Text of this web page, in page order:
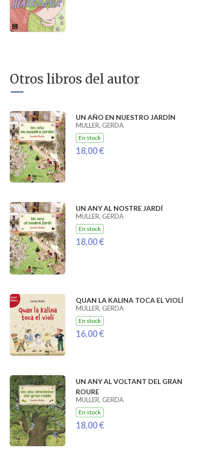
Otros libros del autor
UN AÑO EN NUESTRO JARDÍN
MULLER, GERDA
En stock
18,00 €
UN ANY AL NOSTRE JARDÍ
MULLER, GERDA
En stock
18,00 €
QUAN LA KALINA TOCA EL VIOLÍ
MULLER, GERDA
En stock
16,00 €
UN ANY AL VOLTANT DEL GRAN
ROURE
MULLER, GERDA
En stock
18,00 €